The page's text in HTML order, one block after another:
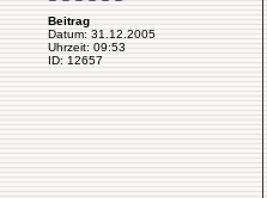
Beitrag
Datum: 31.12.2005
Uhrzeit: 09:53
ID: 12657